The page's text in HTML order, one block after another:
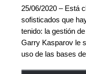
25/06/2020 – Está
sofisticados que
tenido: la gestión
Garry Kasparov le
uso de las bases